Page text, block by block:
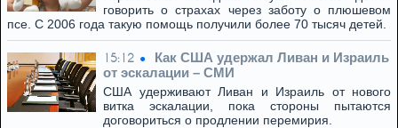
говорить о страхах через заботу о плюшевом
псе. С 2006 года такую помощь получили более 70 тысяч детей.
15:12
Как США удержал Ливан и Израиль
от эскалации – СМИ
США удерживают Ливан и Израиль от нового
витка эскалации, пока стороны пытаются
договориться о продлении перемирия.